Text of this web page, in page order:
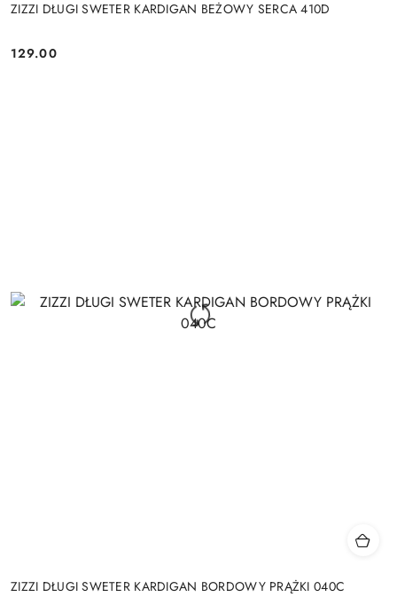
ZIZZI DŁUGI SWETER KARDIGAN BEŻOWY SERCA 410D
Cena:
129.00
ZIZZI DŁUGI SWETER KARDIGAN BORDOWY PRĄŻKI 040C